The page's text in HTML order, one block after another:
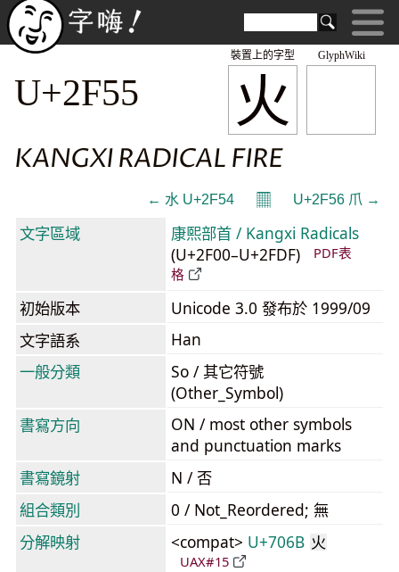
GlyphWiki
⽕
裝置上的字型
U+2F55
KANGXI RADICAL FIRE
← ⽔ U+2F54 𝄜 U+2F56 ⽖ →
文字區域
康熙部首 / Kangxi Radicals
(U+2F00–U+2FDF)
PDF表
格
初始版本
Unicode 3.0 發布於 1999/09
文字語系
Han
一般分類
So / 其它符號
(Other_Symbol)
書寫方向
ON / most other symbols
and punctuation marks
書寫鏡射
N / 否
組合類別
0 / Not_Reordered; 無
分解映射
<compat> U+706B 火
UAX#15